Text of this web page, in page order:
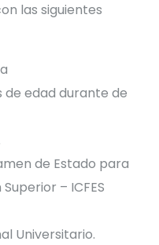
las siguientes
de edad durante de
de Estado para
– ICFES
Universitario.